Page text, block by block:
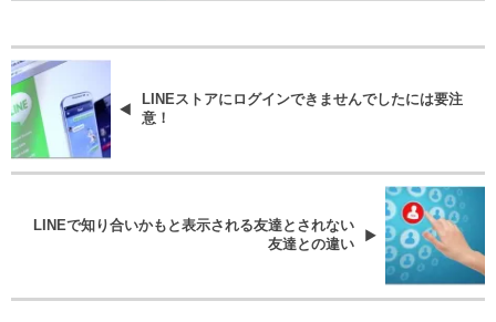
LINEストアにログインできませんでしたには要注
意！
LINEで知り合いかもと表示される友達とされない
友達との違い